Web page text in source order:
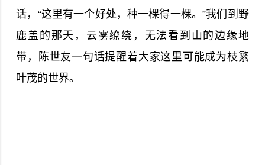
话，“这里有一个好处，种一棵得一棵。”我们到野
鹿盖的那天，云雾缭绕，无法看到山的边缘地
带，陈世友一句话提醒着大家这里可能成为枝繁
叶茂的世界。